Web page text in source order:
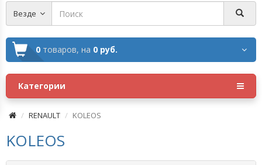
Везде
0 товаров, на 0 руб.
Категории
RENAULT KOLEOS
KOLEOS